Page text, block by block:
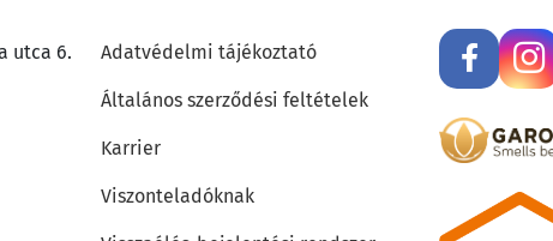
utca 6. Adatvédelmi tájékoztató
Általános szerződési feltételek
Karrier
Viszonteladóknak